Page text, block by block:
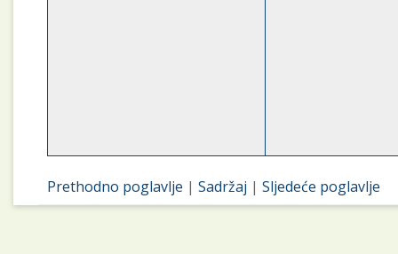
Prethodno poglavlje |Sadržaj |Sljedeće poglavlje